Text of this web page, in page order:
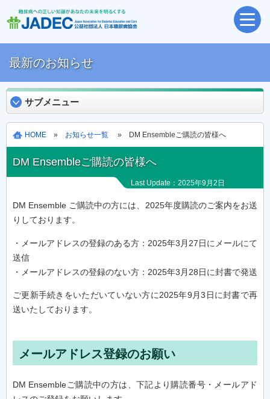
最新のお知らせ
サブメニュー
HOME » お知らせ一覧 » DM Ensembleご購読の皆様へ
DM Ensembleご購読の皆様へ
Last Update：2025年9月2日
DM Ensemble ご購読中の方には、2025年度購読のご案内をお送
りしております。
・メールアドレスの登録のある方：2025年3月27日にメールにて
送信
・メールアドレスの登録のない方：2025年3月28日に封書で発送
ご更新手続きをいただいていない方に2025年9月3日に封書で再
送いたしております。
メールアドレス登録のお願い
DM Ensembleご購読中の方は、下記より購読番号・メールアド